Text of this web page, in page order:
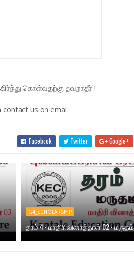
கொள்வதற்கு தவறாதீர் !
us on email
Facebook Twitter Google+
G4_SCHOLARSHIP
தரம் 4 - மாதிரி வினாத்தாள் 02 - மருதம்